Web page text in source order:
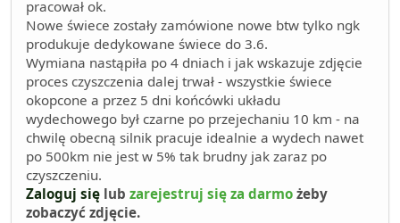
pracował ok.
Nowe świece zostały zamówione nowe btw tylko ngk
produkuje dedykowane świece do 3.6.
Wymiana nastąpiła po 4 dniach i jak wskazuje zdjęcie
proces czyszczenia dalej trwał - wszystkie świece
okopcone a przez 5 dni końcówki układu
wydechowego był czarne po przejechaniu 10 km - na
chwilę obecną silnik pracuje idealnie a wydech nawet
po 500km nie jest w 5% tak brudny jak zaraz po
czyszczeniu.
Zaloguj się lub zarejestruj się za darmo żeby
zobaczyć zdjęcie.